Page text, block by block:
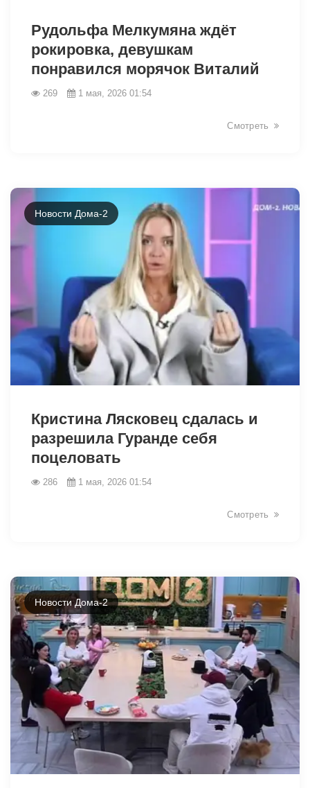
Рудольфа Мелкумяна ждёт
рокировка, девушкам
понравился морячок Виталий
269 1 мая, 2026 01:54
Смотреть
Новости Дома-2
Кристина Лясковец сдалась и
разрешила Гуранде себя
поцеловать
286 1 мая, 2026 01:54
Смотреть
Новости Дома-2